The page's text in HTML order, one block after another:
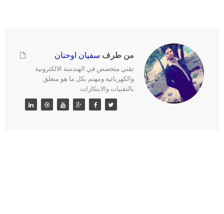
من طرف سفيان اوحنان
تقني متخصص في الهندسة الالكترونية
والكهربائية ومهتم بكل ما هو متعلق
بالتقنيات والابتكارات